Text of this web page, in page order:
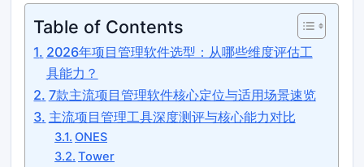
Table of Contents
2026年项目管理软件选型：从哪些维度评估工
具能力？
7款主流项目管理软件核心定位与适用场景速览
主流项目管理工具深度测评与核心能力对比
ONES
Tower